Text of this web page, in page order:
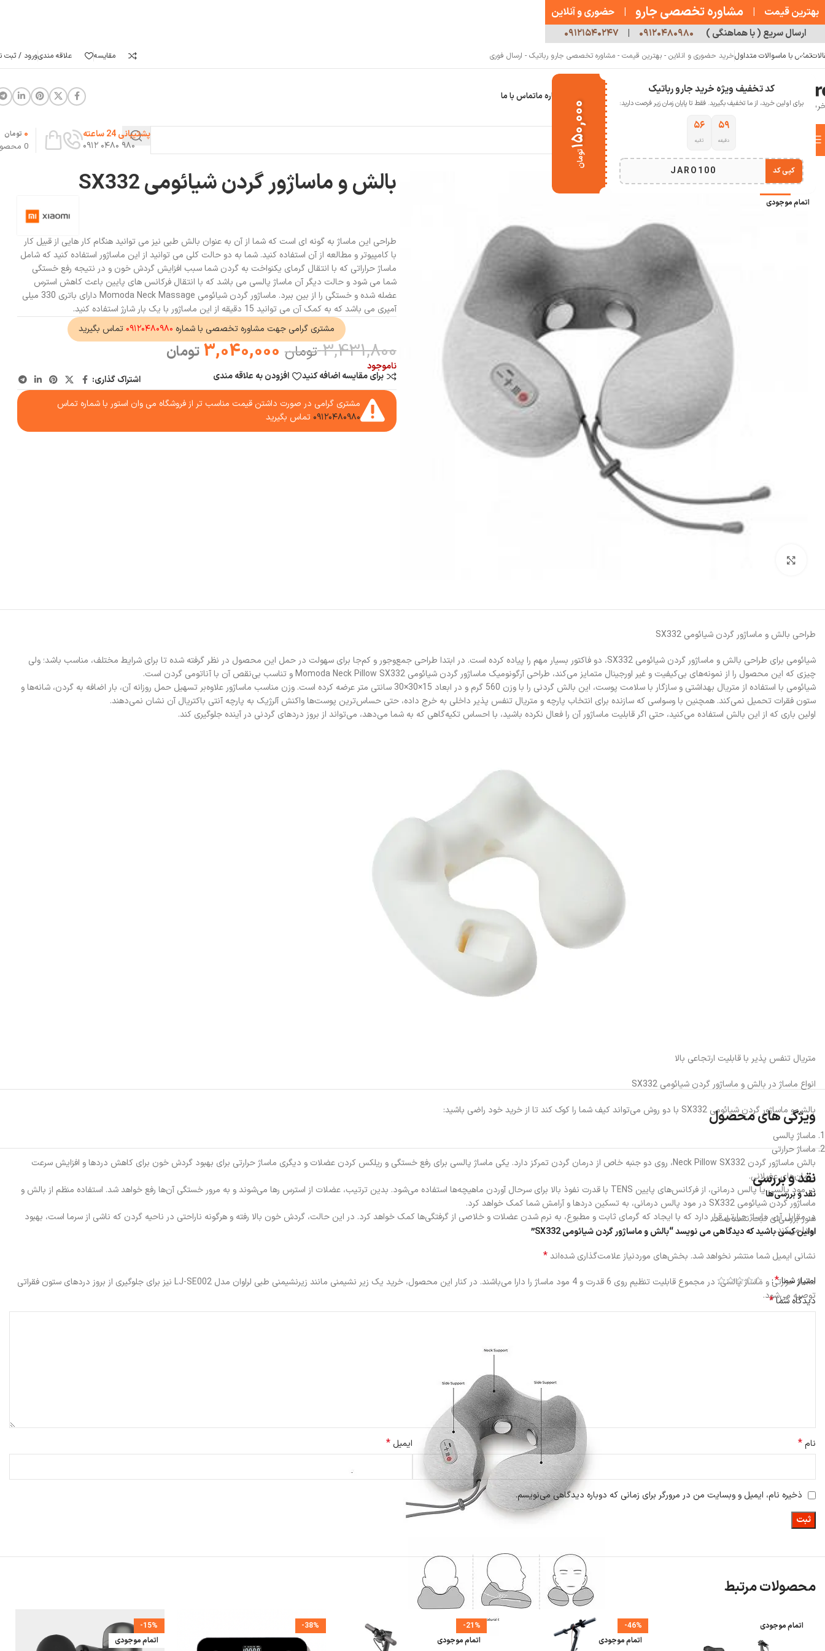
کد تخفیف ویژه خرید جارو رباتیک
برای اولین خرید، از ما تخفیف بگیرید. فقط تا پایان زمان زیر فرصت دارید:
۵۹
دقیقه
۵۴
ثانیه
JARO100 کپی کد
۱۵۰,۰۰۰
تومان
تماس با ماسوالات متداولخرید حضوری و انلاین - بهترین قیمت - مشاوره تخصصی جارو رباتیک - ارسال فوری مقایسه علاقه مندیورود / ثبت
خانه جارو رباتیک درباره ماتماس با ما
انتخاب دسته بندی
پشتیبانی 24 ساعته
۹۸۰ ۰۴۸۰ ۰۹۱۲
0
0 تومان
خانه بالش طبی بالش و ماساژور گردن شیائومی SX332
-11%
اتمام موجودی
بالش و ماساژور گردن شیائومی SX332
طراحی این ماساژ به گونه ای است که شما از آن به عنوان بالش طبی نیز می توانید هنگام کار هایی از قبیل کار
با کامپیوتر و مطالعه از آن استفاده کنید. شما به دو حالت کلی می توانید از این ماساژور استفاده کنید که شامل
ماساژ حراراتی که با انتقال گرمای یکنواخت به گردن شما سبب افزایش گردش خون و در نتیجه رفع خستگی
شما می شود و حالت دیگر آن ماساژ پالسی می باشد که با انتقال فرکانس های پایین باعث کاهش استرس
عضله شده و خستگی را از بین ببرد. ماساژور گردن شیائومی Momoda Neck Massage دارای باتری 330 میلی
آمپری می باشد که به کمک آن می توانید 15 دقیقه از این ماساژور با یک بار شارژ استفاده کنید.
مشتری گرامی جهت مشاوره تخصصی با شماره ۰۹۱۲۰۴۸۰۹۸۰ تماس بگیرید
3,431,800 تومان 3,040,000 تومان
ناموجود
برای مقایسه اضافه کنید افزودن به علاقه مندی
اشتراک گذاری:
مشتری گرامی در صورت داشتن قیمت مناسب تر از فروشگاه می وان استور با شماره تماس
۰۹۱۲۰۴۸۰۹۸۰ تماس بگیرید
طراحی بالش و ماساژور گردن شیائومی SX332
شیائومی برای طراحی بالش و ماساژور گردن شیائومی SX332، دو فاکتور بسیار مهم را پیاده کرده است. در ابتدا طراحی جمع‌وجور و کم‌جا برای سهولت در حمل این محصول در نظر گرفته شده تا برای شرایط مختلف، مناسب باشد؛ ولی
چیزی که این محصول را از نمونه‌های بی‌کیفیت و غیر اورجینال متمایز می‌کند، طراحی آرگونومیک ماساژور گردن شیائومی Momoda Neck Pillow SX332 و تناسب بی‌نقص آن با آناتومی گردن است.
شیائومی با استفاده از متریال بهداشتی و سازگار با سلامت پوست، این بالش گردنی را با وزن 560 گرم و در ابعاد 15×30×30 سانتی متر عرضه کرده است. وزن مناسب ماساژور علاوه‌بر تسهیل حمل روزانه آن، بار اضافه به گردن، شانه‌ها و
ستون فقرات تحمیل نمی‌کند. همچنین با وسواسی که سازنده برای انتخاب پارچه و متریال تنفس پذیر داخلی به خرج داده، حتی حساس‌ترین پوست‌ها واکنش آلرژیک به پارچه آنتی باکتریال آن نشان نمی‌دهند.
اولین باری که از این بالش استفاده می‌کنید، حتی اگر قابلیت ماساژور آن را فعال نکرده باشید، با احساس تکیه‌گاهی که به شما می‌دهد، می‌تواند از بروز دردهای گردنی در آینده جلوگیری کند.
متریال تنفس پذیر با قابلیت ارتجاعی بالا
انواع ماساژ در بالش و ماساژور گردن شیائومی SX332
بالش و ماساژور گردن شیائومی SX332 با دو روش می‌تواند کیف شما را کوک کند تا از خرید خود راضی باشید:
ماساژ پالسی
ماساژ حرارتی
بالش ماساژور گردن Neck Pillow SX332، روی دو جنبه خاص از درمان گردن تمرکز دارد. یکی ماساژ پالسی برای رفع خستگی و ریلکس کردن عضلات و دیگری ماساژ حرارتی برای بهبود گردش خون برای کاهش دردها و افزایش سرعت
درمان‌های عضلانی.
در مود پالسی یا پالس درمانی، از فرکانس‌های پایین TENS با قدرت نفوذ بالا برای سرحال آوردن ماهیچه‌ها استفاده می‌شود. بدین ترتیب، عضلات از استرس رها می‌شوند و به مرور خستگی آن‌ها رفع خواهد شد. استفاده منظم از بالش و
ماساژور گردن شیائومی SX332 در مود پالس درمانی، به تسکین دردها و آرامش شما کمک خواهد کرد.
در مقابل آن، ماساژ حرارتی قرار دارد که با ایجاد که گرمای ثابت و مطبوع، به نرم شدن عضلات و خلاصی از گرفتگی‌ها کمک خواهد کرد. در این حالت، گردش خون بالا رفته و هرگونه ناراحتی در ناحیه گردن که ناشی از سرما است، بهبود
پیدا می‌کند.
ماساژ حرارتی و ماساژ پالسی، در مجموع قابلیت تنظیم روی 6 قدرت و 4 مود ماساژ را دارا می‌باشند. در کنار این محصول، خرید یک زیر نشیمنی مانند زیرنشیمنی طبی لراوان مدل LJ-SE002 نیز برای جلوگیری از بروز دردهای ستون فقراتی
توصیه می‌شود.
ویژگی های محصول
نقد و بررسی
نقد و بررسی‌ها
هنوز بررسی‌ای ثبت نشده است.
اولین کسی باشید که دیدگاهی می نویسد “بالش و ماساژور گردن شیائومی SX332”
نشانی ایمیل شما منتشر نخواهد شد. بخش‌های موردنیاز علامت‌گذاری شده‌اند*
امتیاز شما*
دیدگاه شما*
نام* ایمیل *
ذخیره نام، ایمیل و وبسایت من در مرورگر برای زمانی که دوباره دیدگاهی می‌نویسم.
محصولات مرتبط
اتمام موجودی
-46%
اتمام موجودی
-21%
اتمام موجودی
-38%
-15%
اتمام موجودی
بهترین قیمت | مشاوره تخصصی جارو | حضوری و آنلاین
ارسال سریع ( با هماهنگی ) ۰۹۱۲۰۴۸۰۹۸۰ | ۰۹۱۲۱۵۴۰۲۴۷